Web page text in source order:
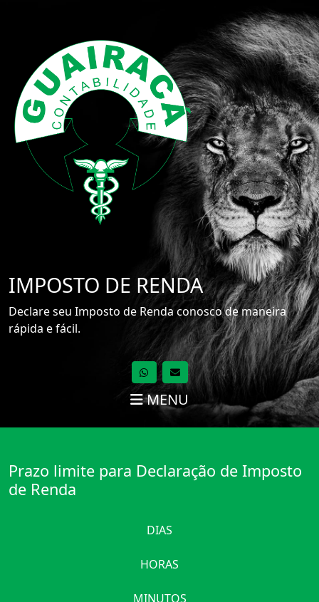
IMPOSTO DE RENDA
Declare seu Imposto de Renda conosco de maneira
rápida e fácil.
MENU
Prazo limite para Declaração de Imposto
de Renda
DIAS
HORAS
MINUTOS